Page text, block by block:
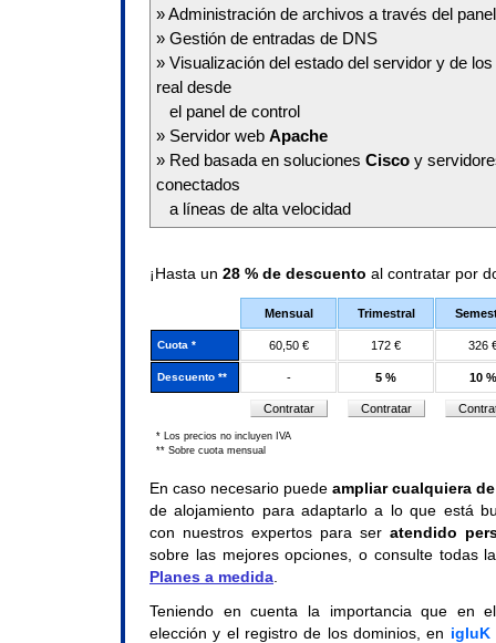
» Administración de archivos a través del
» Gestión de entradas de DNS
» Visualización del estado del servidor y de
real desde
el panel de control
» Servidor web Apache
» Red basada en soluciones Cisco y
conectados
a líneas de alta velocidad
¡Hasta un 28 % de descuento al contratar por
Mensual Trimestral
Cuota * 60,50 € 172 € 326
Descuento ** - 5 % 10 %
* Los precios no incluyen IVA
** Sobre cuota mensual
En caso necesario puede ampliar cualquiera
de alojamiento para adaptarlo a lo que está
con nuestros expertos para ser atendido
sobre las mejores opciones, o consulte todas
Planes a medida
Teniendo en cuenta la importancia que en
elección y el registro de los dominios, en igluK